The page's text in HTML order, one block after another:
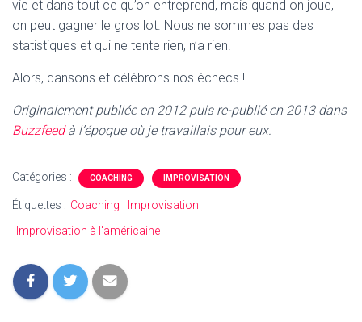
vie et dans tout ce qu’on entreprend, mais quand on joue,
on peut gagner le gros lot. Nous ne sommes pas des
statistiques et qui ne tente rien, n’a rien.
Alors, dansons et célébrons nos échecs !
Originalement publiée en 2012 puis re-publié en 2013 dans
Buzzfeedà l’époque où je travaillais pour eux.
Catégories : COACHING IMPROVISATION
Étiquettes : Coaching
Improvisation
Improvisation à l'américaine